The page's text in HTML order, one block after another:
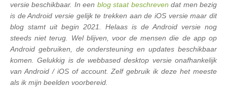
versie beschikbaar. In een blog staat beschreven dat men bezig
is de Android versie gelijk te trekken aan de iOS versie maar dit
blog stamt uit begin 2021. Helaas is de Android versie nog
steeds niet terug. Wel blijven, voor de mensen die de app op
Android gebruiken, de ondersteuning en updates beschikbaar
komen. Gelukkig is de webbased desktop versie onafhankelijk
van Android / iOS of account. Zelf gebruik ik deze het meeste
als ik mijn beelden voorbereid.